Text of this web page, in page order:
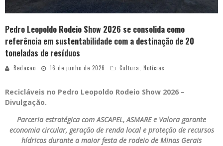
Pedro Leopoldo Rodeio Show 2026 se consolida como
referência em sustentabilidade com a destinação de 20
toneladas de resíduos
Redacao 16 de junho de 2026 Cultura, Notícias
Recicláveis no Pedro Leopoldo Rodeio Show 2026 –
Divulgação.
Parceria estratégica com ASCAPEL, ASMARE e Valora garante
economia circular, geração de renda local e proteção de recursos
hídricos durante a maior festa de rodeio de Minas Gerais